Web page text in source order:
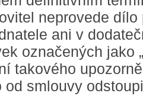
neprovede dílo
ani v
označených jako
takového
od smlouvy